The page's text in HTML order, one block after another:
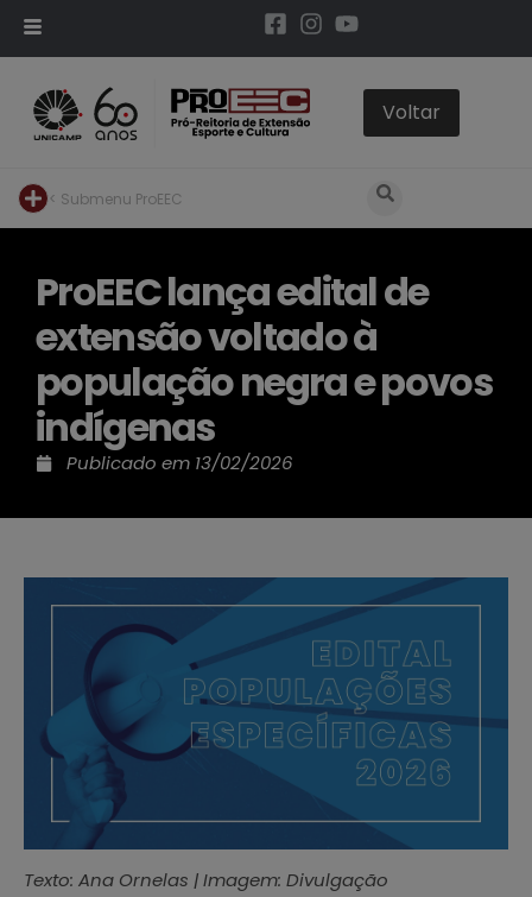
< Submenu ProEEC
ProEEC lança edital de
extensão voltado à
população negra e povos
indígenas
Publicado em 13/02/2026
Texto: Ana Ornelas | Imagem: Divulgação